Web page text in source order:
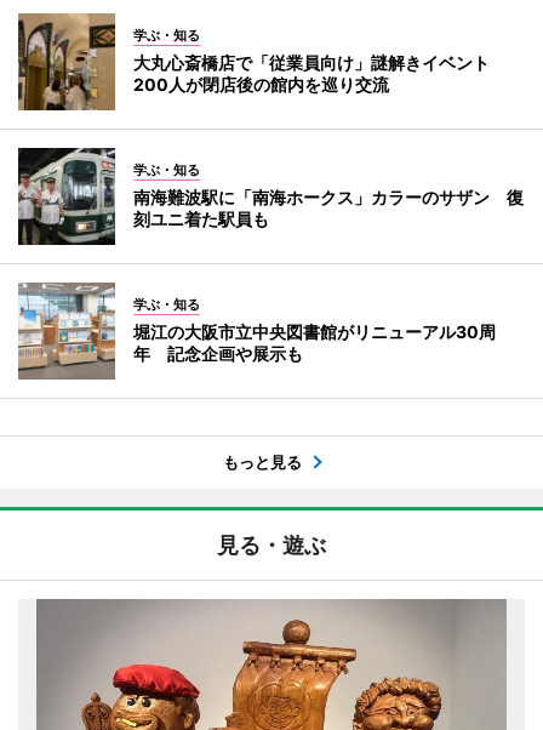
学ぶ・知る
大丸心斎橋店で「従業員向け」謎解きイベント
200人が閉店後の館内を巡り交流
学ぶ・知る
南海難波駅に「南海ホークス」カラーのサザン 復
刻ユニ着た駅員も
学ぶ・知る
堀江の大阪市立中央図書館がリニューアル30周
年 記念企画や展示も
もっと見る
見る・遊ぶ